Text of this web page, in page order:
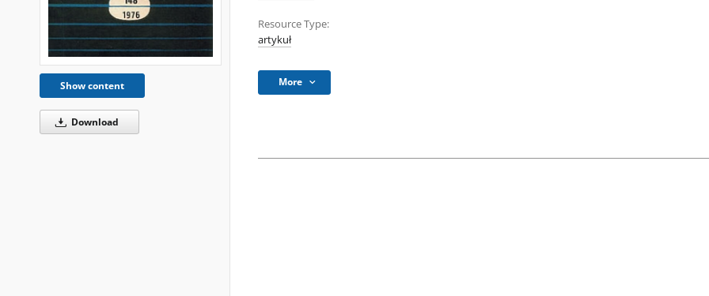
Show content
Download
Resource Type:
artykuł
More